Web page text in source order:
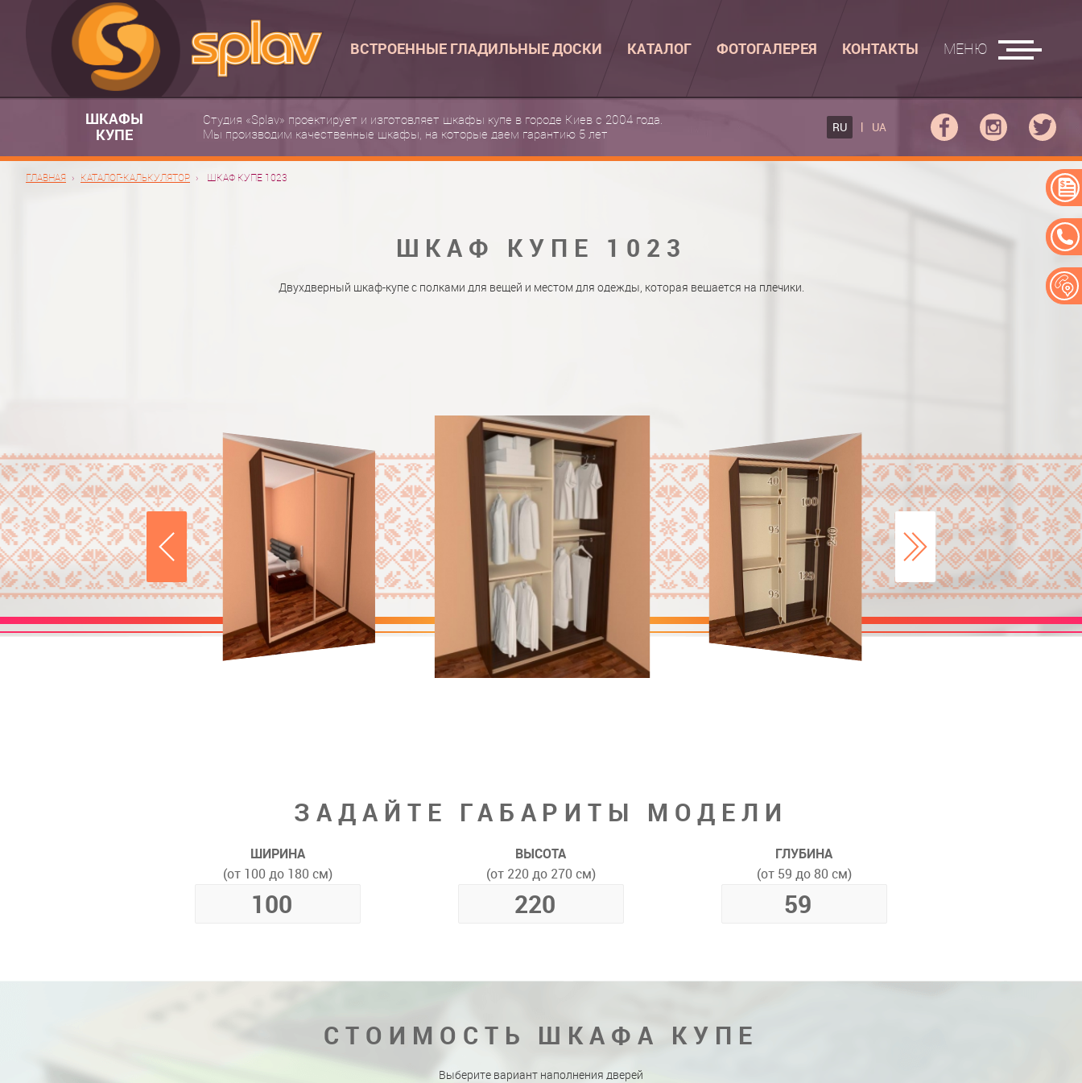
ВСТРОЕННЫЕ ГЛАДИЛЬНЫЕ ДОСКИ КАТАЛОГ ФОТОГАЛЕРЕЯ КОНТАКТЫ МЕНЮ
ШКАФЫ
КУПЕ
Студия «Splav» проектирует и изготовляет шкафы купе в городе Киев с 2004 года.
Мы производим качественные шкафы, на которые даем гарантию 5 лет
RU UA
ГЛАВНАЯ КАТАЛОГ-КАЛЬКУЛЯТОР ШКАФ КУПЕ 1023
ШКАФ КУПЕ 1023
Двухдверный шкаф-купе с полками для вещей и местом для одежды, которая вешается на плечики.
ЗАДАЙТЕ ГАБАРИТЫ МОДЕЛИ
ШИРИНА
(от 100 до 180 см)
ВЫСОТА
(от 220 до 270 см)
ГЛУБИНА
(от 59 до 80 см)
СТОИМОСТЬ ШКАФА КУПЕ
Выберите вариант наполнения дверей
ВСТРОЕННЫЕ ГЛАДИЛЬНЫЕ ДОСКИ
ФУРНИТУРА
О НАС